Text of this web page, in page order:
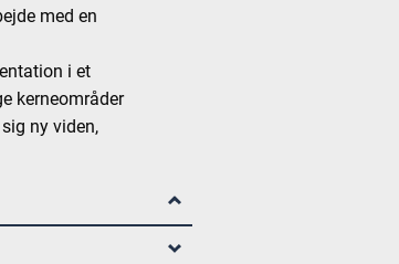
med en
i et
kerneområder
ny viden,